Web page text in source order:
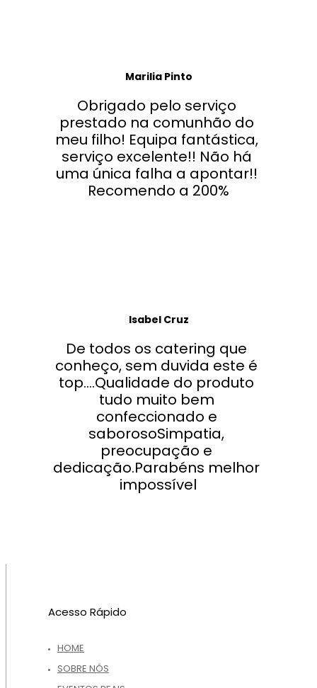
Marilia Pinto
Obrigado pelo serviço
prestado na comunhão do
meu filho! Equipa fantástica,
serviço excelente!! Não há
uma única falha a apontar!!
Recomendo a 200%
Isabel Cruz
De todos os catering que
conheço, sem duvida este é
top....Qualidade do produto
tudo muito bem
confeccionado e
saborosoSimpatia,
preocupação e
dedicação.Parabéns melhor
impossível
Acesso Rápido
HOME
SOBRE NÓS